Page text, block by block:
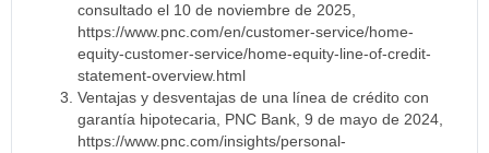
consultado el 10 de noviembre de 2025,
https://www.pnc.com/en/customer-service/home-
equity-customer-service/home-equity-line-of-credit-
statement-overview.html
Ventajas y desventajas de una línea de crédito con
garantía hipotecaria, PNC Bank, 9 de mayo de 2024,
https://www.pnc.com/insights/personal-